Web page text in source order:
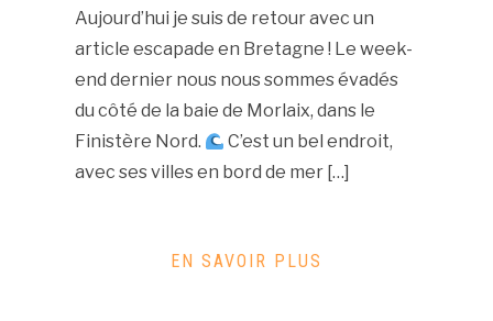
Aujourd’hui je suis de retour avec un
article escapade en Bretagne ! Le week-
end dernier nous nous sommes évadés
du côté de la baie de Morlaix, dans le
Finistère Nord.
C’est un bel endroit,
avec ses villes en bord de mer […]
EN SAVOIR PLUS